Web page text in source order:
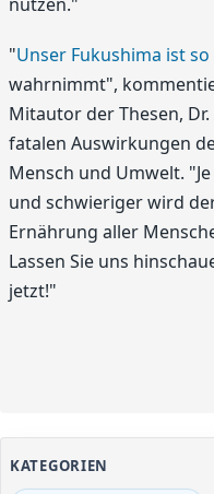
"Unser Fukushima ist
wahrnimmt",
Mitautor der Thesen,
fatalen Auswirkungen
Mensch und Umwelt.
und schwieriger wird
Ernährung aller
Lassen Sie uns
jetzt!"
KATEGORIEN